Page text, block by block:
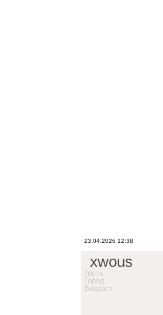
23.04.2026 12:38
xwous
Гость
Город:
Возраст: